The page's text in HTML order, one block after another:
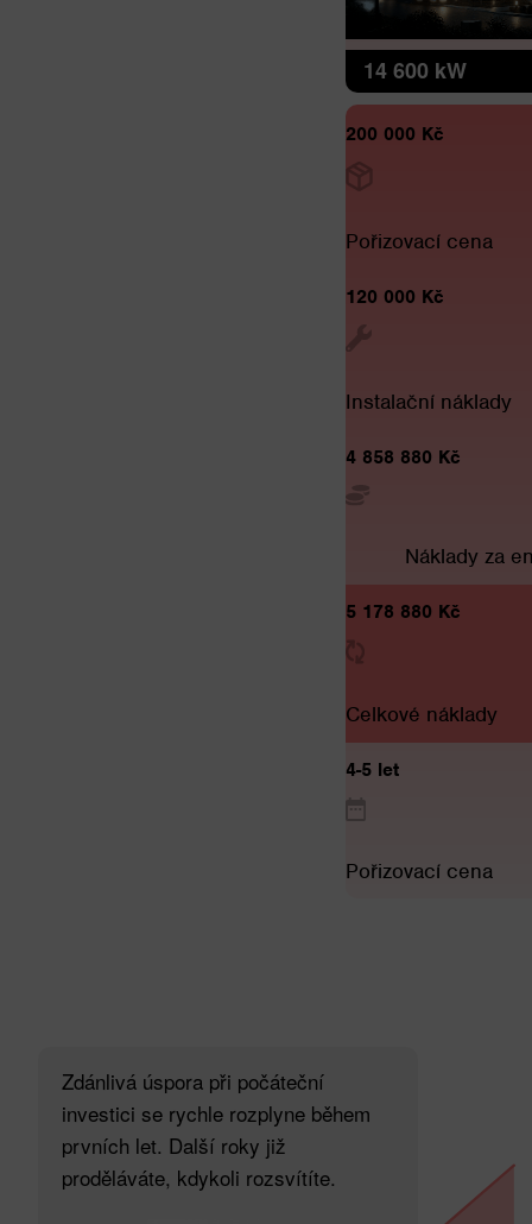
14 600 kW
200 000 Kč
Pořizovací cena
120 000 Kč
Instalační náklady
4 858 880 Kč
Náklady za
5 178 880 Kč
Celkové náklady
4-5 let
Pořizovací cena
Zdánlivá úspora při počáteční
investici se rychle rozplyne během
prvních let. Další roky již
proděláváte, kdykoli rozsvítíte.